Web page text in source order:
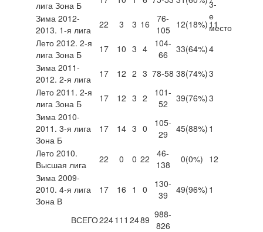
лига Зона Б
Зима 2012-
2013. 1-я лига
22 3 3 16
76-
105 12(18%) 11
Лето 2012. 2-я
лига Зона Б
17 10 3 4
104-
66
33(64%)4
Зима 2011-
2012. 2-я лига
17 12 2 3 78-58 38(74%)3
Лето 2011. 2-я
лига Зона Б
17 12 3 2
101-
52
39(76%)3
Зима 2010-
2011. 3-я лига
Зона Б
17 14 3 0
105-
29
45(88%) 1
Лето 2010.
Высшая лига
22 0 0 22
46-
138
0(0%) 12
Зима 2009-
2010. 4-я лига
Зона В
17 16 1 0
130-
39
49(96%) 1
ВСЕГО224111 2489 988-
826